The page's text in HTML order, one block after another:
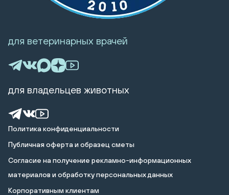
Политика конфиденциальности
Публичная оферта и образец сметы
Cогласие на получение рекламно-информационных
материалов и обработку персональных данных
Корпоративным клиентам
для ветеринарных врачей
для владельцев животных